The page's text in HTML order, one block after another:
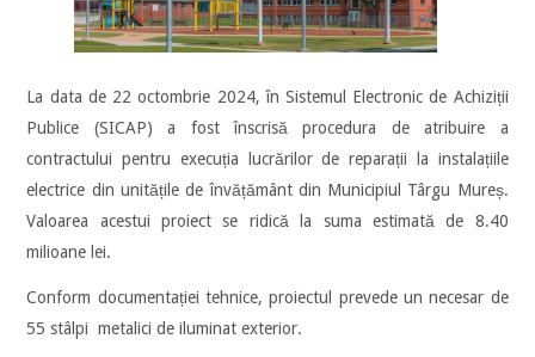
La data de 22 octombrie 2024, în Sistemul Electronic de Achiziții
Publice (SICAP) a fost înscrisă procedura de atribuire a
contractului pentru execuția lucrărilor de reparații la instalațiile
electrice din unitățile de învățământ din Municipiul Târgu Mureș.
Valoarea acestui proiect se ridică la suma estimată de 8.40
milioane lei.
Conform documentației tehnice, proiectul prevede un necesar de
55 stâlpi metalici de iluminat exterior.